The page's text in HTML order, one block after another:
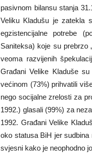
pasivnom bilansu stanja
Veliku Kladušu je zatekla
egzistencijalne potrebe
Saniteksa) koje su prebrzo
veoma razvijenih
Građani Velike Kladuše
većinom (73%) prihvatili
nego socijalne zrelosti za
1992.) glasali (99%) za
1992. Građani Velike
oko statusa BiH jer
svjesni kako je neophodno